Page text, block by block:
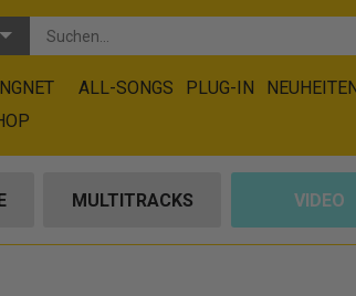
ALL-SONGS PLUG-IN
MULTITRACKS VIDEO